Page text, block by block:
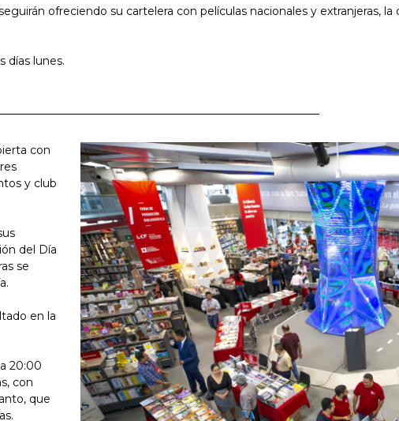
ofreciendo su cartelera con películas nacionales y extranjeras,
días lunes.
con
y club
del Día
se
en la
20:00
con
que